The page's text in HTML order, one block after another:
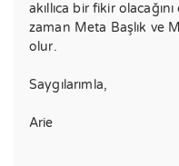
akıllıca bir fikir
zaman Meta Başlık ve
olur.
Saygılarımla,
Arie